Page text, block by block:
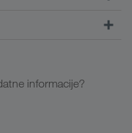
informacije?